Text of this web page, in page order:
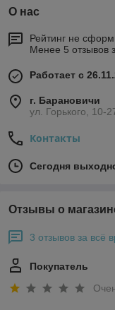
В работе
оборудование,
нашим
Почему
О нас
Рейтинг не
Менее 5 отзывов
Работает с
г. Барановичи
ул. Горького, 10-
Контакты
Сегодня
Отзывы о
3 отзывов за всё
Покупатель